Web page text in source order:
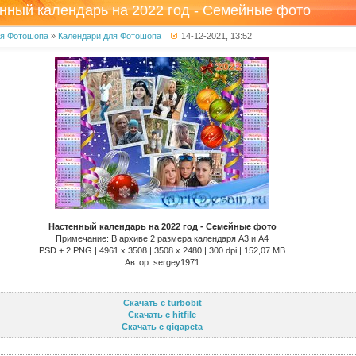
календарь на 2022 год - Семейные фото
Фотошопа » Календари для Фотошопа 14-12-2021, 13:52
Настенный календарь на 2022 год - Семейные фото
Примечание: В архиве 2 размера календаря А3 и А4
PSD + 2 PNG | 4961 x 3508 | 3508 x 2480 | 300 dpi | 152,07 MB
Автор: sergey1971
Скачать с turbobit
Скачать с hitfile
Скачать с gigapeta